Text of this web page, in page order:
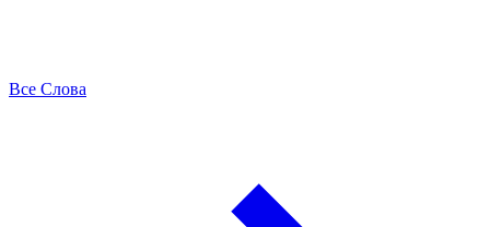
Все Слова